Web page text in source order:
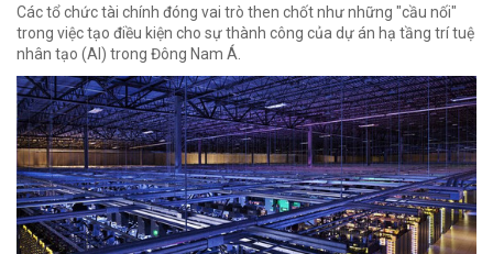
Các tổ chức tài chính đóng vai trò then chốt như những "cầu nối"
trong việc tạo điều kiện cho sự thành công của dự án hạ tầng trí tuệ
nhân tạo (AI) trong Đông Nam Á.